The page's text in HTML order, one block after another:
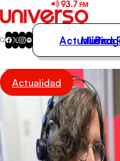
Actualidad
Música
Programas
Podcasts
Destacados
Actualidad
Música
Actualidad